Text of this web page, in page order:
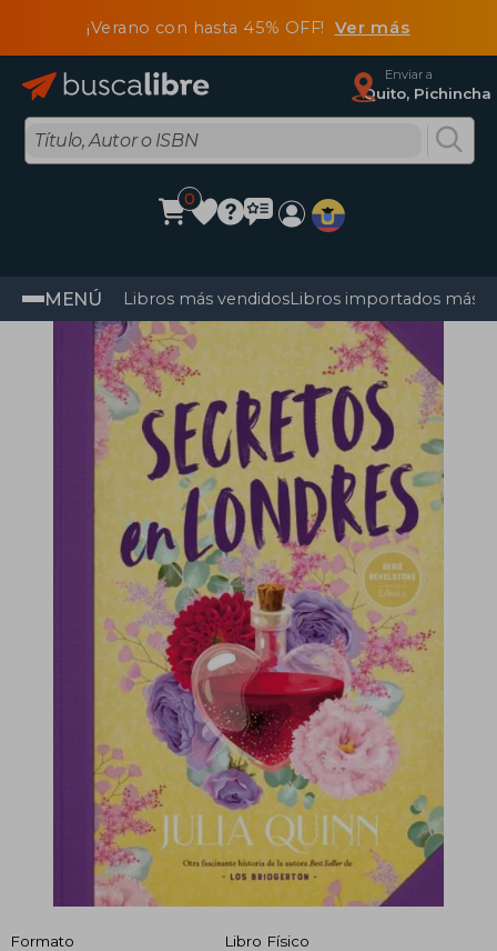
¡Verano con hasta 45% OFF! Ver más
Enviar a
Quito, Pichincha
0
MENÚ Libros más vendidosLibros importados más
Formato
Libro Físico